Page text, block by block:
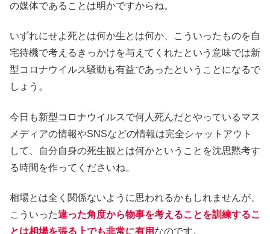
の媒体であることは明かですからね。
いずれにせよ死とは何か生とは何か、こういったものを自
宅待機で考えるきっかけを与えてくれたという意味では新
型コロナウイルス騒動も有益であったということになるで
しょう。
今日も新型コロナウイルスで何人死んだとやっているマス
メディアの情報やSNSなどの情報は完全シャットアウト
して、自分自身の死生観とは何かということを沈思黙考す
る時間を作ってくださいね。
相場とは全く関係ないように思われるかもしれませんが、
こういった違った角度から物事を考えることを訓練するこ
とは相場を張る上でも非常に有用 なのです。